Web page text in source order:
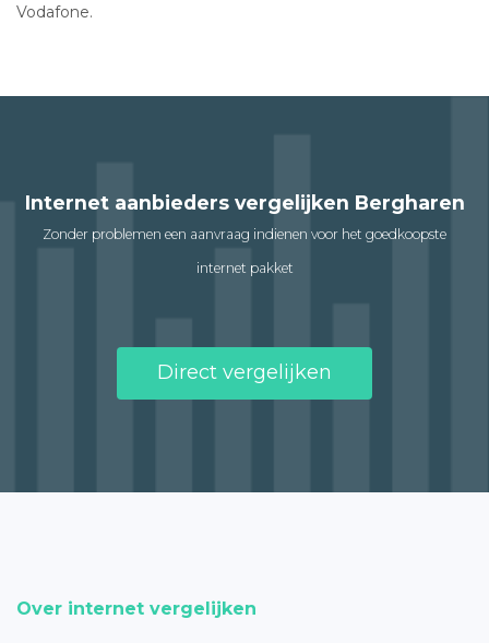
Vodafone.
Internet aanbieders vergelijken Bergharen
Zonder problemen een aanvraag indienen voor het goedkoopste
internet pakket
Direct vergelijken
Over internet vergelijken